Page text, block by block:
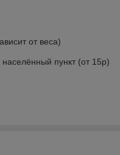
от веса)
пункт (от 15р)